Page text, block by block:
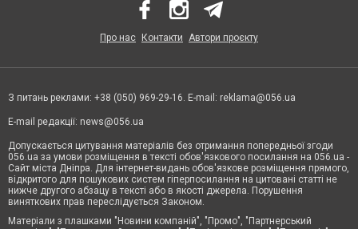
Про нас Контакти Автори проєкту
З питань реклами: +38 (050) 969-29-16. E-mail: reklama@056.ua
E-mail редакції: news@056.ua
Допускається цитування матеріалів без отримання попередньої згоди
056.ua за умови розміщення в тексті обов'язкового посилання на 056.ua -
Сайт міста Дніпра. Для інтернет-видань обов'язкове розміщення прямого,
відкритого для пошукових систем гіперпосилання на цитовані статті не
нижче другого абзацу в тексті або в якості джерела. Порушення
виняткових прав переслідується Законом.
Матеріали з плашками "Новини компаній", "Промо", "Партнерський